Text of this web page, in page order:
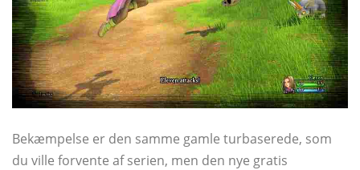
Bekæmpelse er den samme gamle turbaserede, som
du ville forvente af serien, men den nye gratis